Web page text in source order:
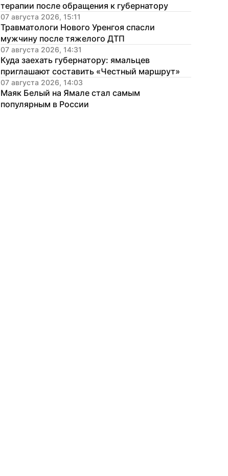
терапии после обращения к губернатору
07 августа 2026, 15:11
Травматологи Нового Уренгоя спасли
мужчину после тяжелого ДТП
07 августа 2026, 14:31
Куда заехать губернатору: ямальцев
приглашают составить «Честный маршрут»
07 августа 2026, 14:03
Маяк Белый на Ямале стал самым
популярным в России